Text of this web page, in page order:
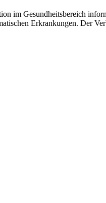
im Gesundheitsbereich
Erkrankungen. Der